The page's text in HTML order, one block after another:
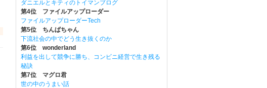
ダニエルとキティのトイマンブログ
第4位 ファイルアップローダー
ファイルアップローダーTech
第5位 ちんぱちゃん
下流社会の中でどう生き抜くのか
第6位 wonderland
利益を出して競争に勝ち、コンビニ経営で生き残る
秘訣
第7位 マグロ君
世の中のうまい話